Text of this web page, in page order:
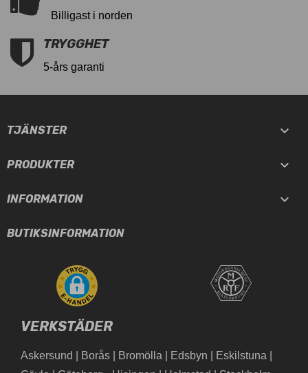
Billigast i norden
TRYGGHET
5-års garanti
TJÄNSTER 
PRODUKTER 
INFORMATION 
BUTIKSINFORMATION
VERKSTÄDER
Askersund Borås Bromölla Edsbyn Eskilstuna